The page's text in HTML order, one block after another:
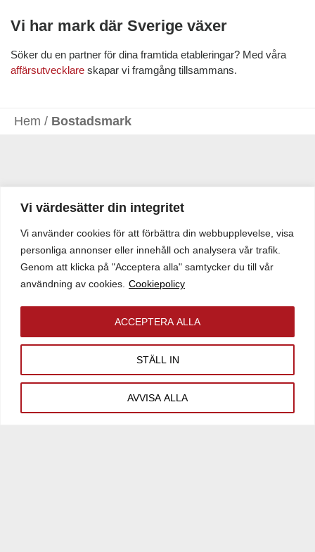
Vi värdesätter din integritet
Vi använder cookies för att förbättra din webbupplevelse, visa
personliga annonser eller innehåll och analysera vår trafik.
Genom att klicka på "Acceptera alla" samtycker du till vår
användning av cookies. Cookiepolicy
STÄLL IN
AVVISA ALLA
ACCEPTERA ALLA
Vi har mark där Sverige växer
Söker du en partner för dina framtida etableringar? Med våra
affärsutvecklare skapar vi framgång tillsammans.
Hem / Bostadsmark
KONTAKTA OSS
Strängnäs